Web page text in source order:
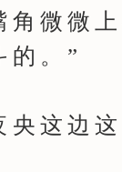
角微微
的。”
边这